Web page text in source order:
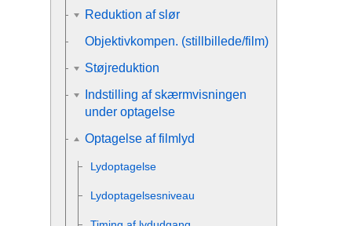
Reduktion af slør
Objektivkompen. (stillbillede/film)
Støjreduktion
Indstilling af skærmvisningen
under optagelse
Optagelse af filmlyd
Lydoptagelse
Lydoptagelsesniveau